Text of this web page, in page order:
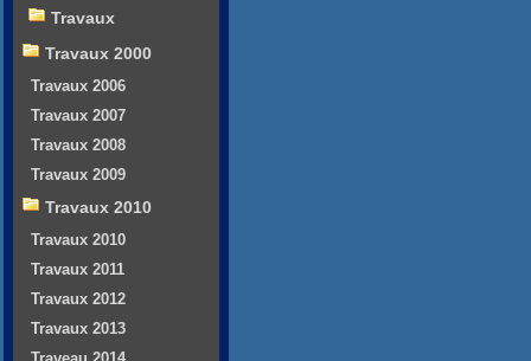
Travaux
Travaux 2000
Travaux 2006
Travaux 2007
Travaux 2008
Travaux 2009
Travaux 2010
Travaux 2010
Travaux 2011
Travaux 2012
Travaux 2013